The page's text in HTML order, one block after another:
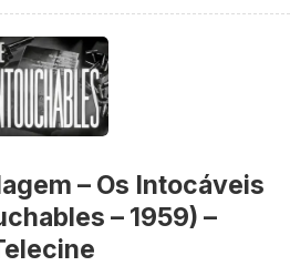
– Os Intocáveis
– 1959) –